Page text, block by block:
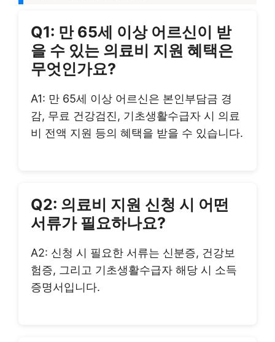
Q1: 만 65세 이상 어르신이 받
을 수 있는 의료비 지원 혜택은
무엇인가요?
A1: 만 65세 이상 어르신은 본인부담금 경
감, 무료 건강검진, 기초생활수급자 시 의료
비 전액 지원 등의 혜택을 받을 수 있습니다.
Q2: 의료비 지원 신청 시 어떤
서류가 필요하나요?
A2: 신청 시 필요한 서류는 신분증, 건강보
험증, 그리고 기초생활수급자 해당 시 소득
증명서입니다.